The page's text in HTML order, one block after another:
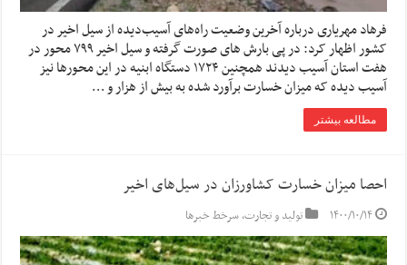
فرهاد مهریاری درباره آخرین وضعیت راه‌های آسیب‌دیده از سیل اخیر در
کشور اظهار کرد: در پی بارش های صورت گرفته و سیل اخیر ۷۹۹ محور در
هفت استان آسیب دیدند همچنین ۱۷۲۴ دستگاه ابنیه در این محورها نیز
آسیب دیده که میزان خسارت برآورد شده به بیش از هزار و …
مطالعه بیشتر
احصا میزان خسارت کشاورزان در سیل‌های اخیر
۱۴۰۰/۱۰/۱۴ تولید و تجارت,سرخط خبرها